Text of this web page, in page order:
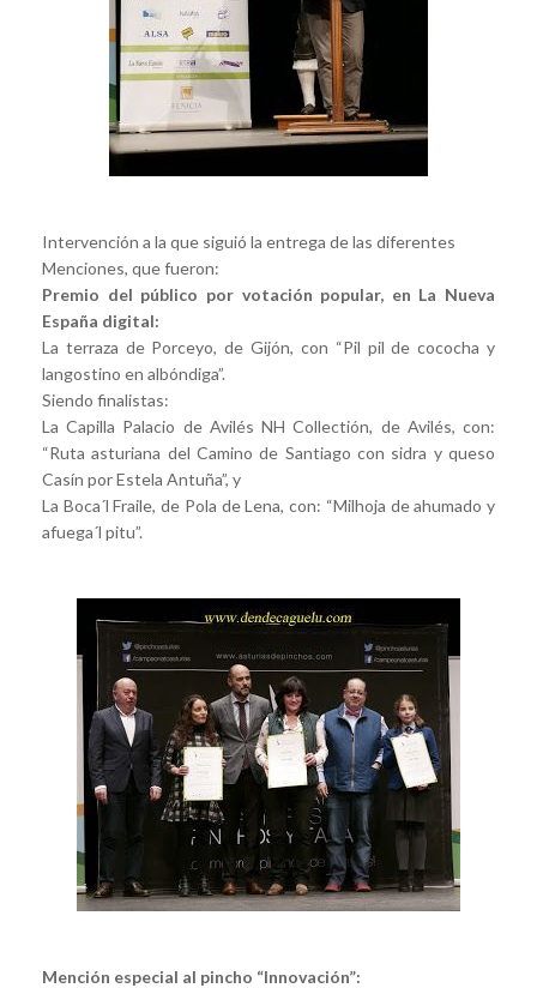
Intervención a la que siguió la entrega de las diferentes
Menciones, que fueron:
Premio del público por votación popular, en La Nueva
España digital:
La terraza de Porceyo, de Gijón, con “Pil pil de cococha y
langostino en albóndiga”.
Siendo finalistas:
La Capilla Palacio de Avilés NH Collectión, de Avilés, con:
“Ruta asturiana del Camino de Santiago con sidra y queso
Casín por Estela Antuña”, y
La Boca´l Fraile, de Pola de Lena, con: “Milhoja de ahumado y
afuega´l pitu”.
Mención especial al pincho “Innovación”: